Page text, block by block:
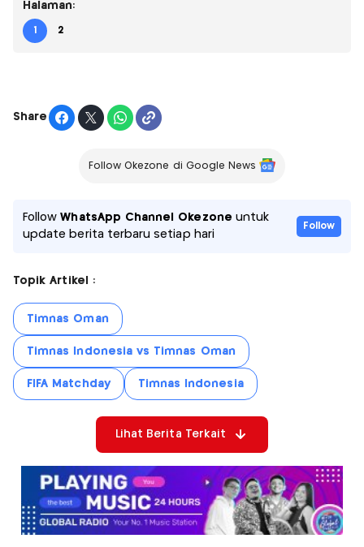
Halaman:
1 2
Share
Follow Okezone di Google News
FollowWhatsApp Channel Okezone untuk
update berita terbaru setiap hari
Follow
Topik Artikel :
Timnas Oman
Timnas Indonesia vs Timnas Oman
FIFA Matchday Timnas Indonesia
Lihat Berita Terkait